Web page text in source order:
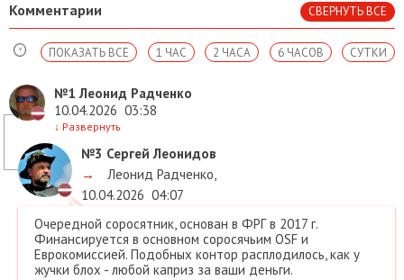
Комментарии СВЕРНУТЬ ВСЕ
СУТКИ
6 ЧАСОВ
2 ЧАСА
1 ЧАС
ПОКАЗАТЬ ВСЕ
№1 Леонид Радченко
10.04.2026 03:38
↓ Развернуть
№3 Сергей Леонидов
→
Леонид Радченко,
10.04.2026 04:07
Очередной соросятник, основан в ФРГ в 2017 г.
Финансируется в основном соросячьим OSF и
Еврокомиссией. Подобных контор расплодилось, как у
жучки блох - любой каприз за ваши деньги.